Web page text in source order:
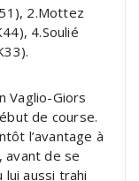
2.Mottez
4.Soulié
Vaglio-Giors
de course.
l’avantage à
avant de se
aussi trahi